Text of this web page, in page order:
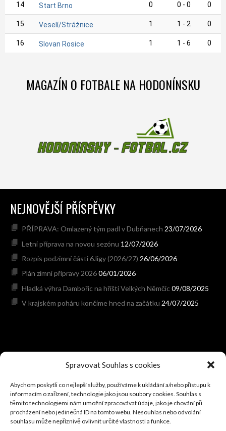
Spravovat Souhlas s cookies
Abychom poskytli co nejlepší služby, používáme k ukládání a/nebo přístupu k
informacím o zařízení, technologie jako jsou soubory cookies. Souhlas s
těmito technologiemi nám umožní zpracovávat údaje, jako je chování při
procházení nebo jedinečná ID na tomto webu. Nesouhlas nebo odvolání
souhlasu může nepříznivě ovlivnit určité vlastnosti a funkce.
14 Start Brno 0 0 - 0 0
15 Veselí/Strážnice 1 1 - 2 0
16 Slovan Rosice 1 1 - 6 0
MAGAZÍN O FOTBALE NA HODONÍNSKU
NEJNOVĚJŠÍ PŘÍSPĚVKY
PŘÍPRAVA: Omlazený tým padl v Dubňanech 23/07/2026
Letní příprava na novou sezónu 12/07/2026
Rozpis podzimní části 6.ligy (2026/27) 26/06/2026
Plán zimní přípravy 202606/01/2026
Hladká výhra Dambořic na hřišti Velkých Němčic 09/08/2025
V krajském poháru končíme hned na začátku 24/07/2025
HODONÍNSKÝ FOTBAL
V úvodní duelu 8.ligy porazily Hovorany soupeře ze Bzence
08/08/2026
Vítáme nového partnera – David Pol (fotograf)08/08/2026
PROGRAM NA VÍKEND: Hraje se 7.-9.srpna 2026